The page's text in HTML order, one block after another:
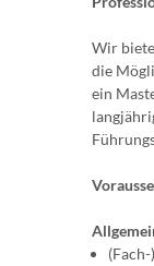
Wir
die
ein